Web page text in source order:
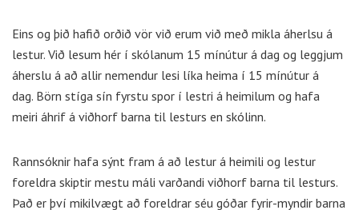
Eins og þið hafið orðið vör við erum við með mikla áherlsu á
lestur. Við lesum hér í skólanum 15 mínútur á dag og leggjum
áherslu á að allir nemendur lesi líka heima í 15 mínútur á
dag. Börn stíga sín fyrstu spor í lestri á heimilum og hafa
meiri áhrif á viðhorf barna til lesturs en skólinn.
Rannsóknir hafa sýnt fram á að lestur á heimili og lestur
foreldra skiptir mestu máli varðandi viðhorf barna til lesturs.
Það er því mikilvægt að foreldrar séu góðar fyrir-myndir barna